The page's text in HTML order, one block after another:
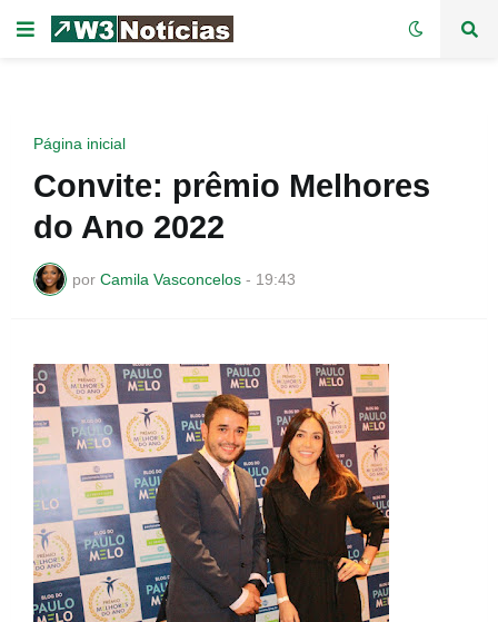
Página inicial
Convite: prêmio Melhores
do Ano 2022
por Camila Vasconcelos - 19:43